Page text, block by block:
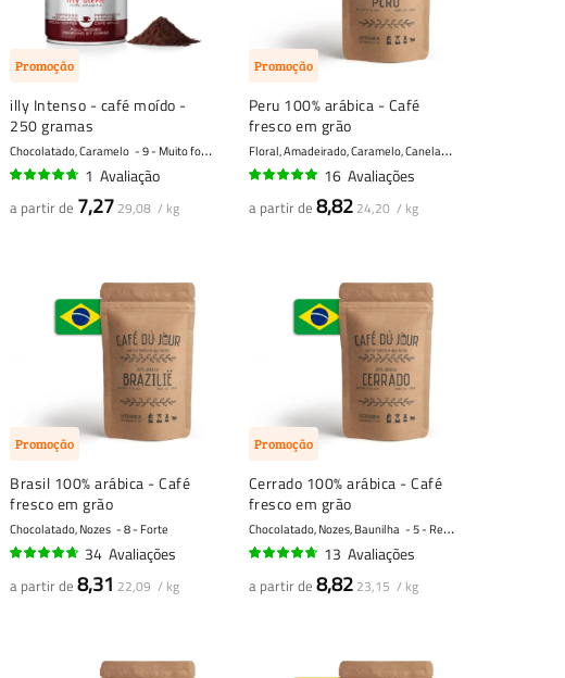
Promoção
illy Intenso - café moído -
250 gramas
Chocolatado, Caramelo 9 - Muito forte
1Avaliação
a partir de 7,27 29,08 / kg
Promoção
Peru 100% arábica - Café
fresco em grão
F
loral, Amadeirado, Caramelo, Canela
16 Avaliações
a partir de 8,82 24,20 / kg
Promoção
Brasil 100% arábica - Café
fresco em grão
Chocolatado, Nozes 8 - Forte
34Avaliações
a partir de 8,31 22,09 / kg
Promoção
Cerrado 100% arábica - Café
fresco em grão
Chocolatado, Nozes, Baunilha 5 - Regular
13 Avaliações
a partir de 8,82 23,15 / kg